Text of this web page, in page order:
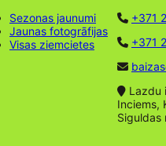
Sezonas jaunumi
Jaunas fotogrāfijas
Visas ziemcietes
+371
+371
Lazdu
Inciems,
Siguldas